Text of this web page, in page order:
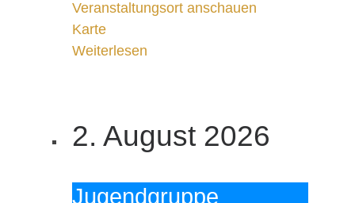
Veranstaltungsort anschauen
KarteWuf Queeres Zentrum
Weiterlesen
2. August 2026
Ju­gend­grup­pe